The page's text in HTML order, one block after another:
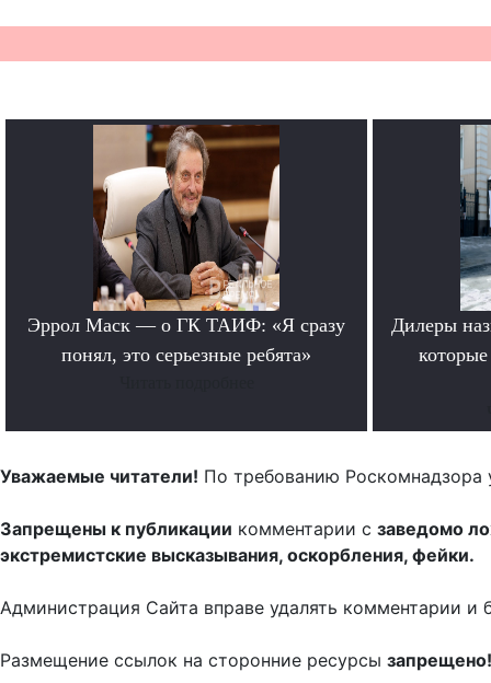
Эррол Маск — о ГК ТАИФ: «Я сразу
понял, это серьезные ребята»
Дилеры
Уважаемые читатели! По требованию Роскомнадзора
Запрещены к публикации комментарии с заведомо
экстремистские высказывания, оскорбления, фейки.
Администрация Сайта вправе удалять комментарии и
Размещение ссылок на сторонние ресурсы запрещено!